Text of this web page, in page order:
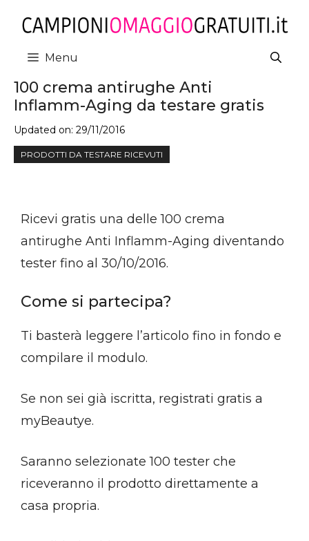
contenuto
Menu
100 crema antirughe Anti
Inflamm-Aging da testare gratis
Updated on: 29/11/2016
PRODOTTI DA TESTARE RICEVUTI
Ricevi gratis una delle 100 crema
antirughe Anti Inflamm-Aging diventando
tester fino al 30/10/2016.
Come si partecipa?
Ti basterà leggere l’articolo fino in fondo e
compilare il modulo.
Se non sei già iscritta, registrati gratis a
myBeautye.
Saranno selezionate 100 tester che
riceveranno il prodotto direttamente a
casa propria.